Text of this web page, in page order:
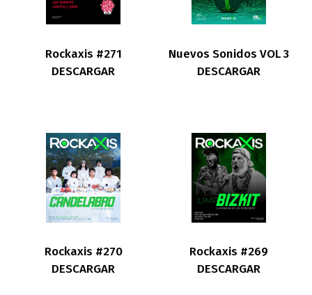
Rockaxis #271
DESCARGAR
Nuevos Sonidos VOL 3
DESCARGAR
Rockaxis #270
DESCARGAR
Rockaxis #269
DESCARGAR